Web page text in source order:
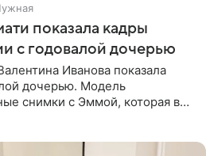
показала кадры
с годовалой дочерью
Иванова показала
дочерью. Модель
снимки с Эммой, которая в